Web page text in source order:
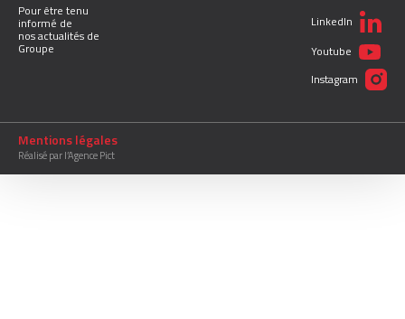
Pour être tenu
informé de
nos actualités de
Groupe
LinkedIn
Youtube
Instagram
Mentions légales
Réalisé par l’Agence Pict